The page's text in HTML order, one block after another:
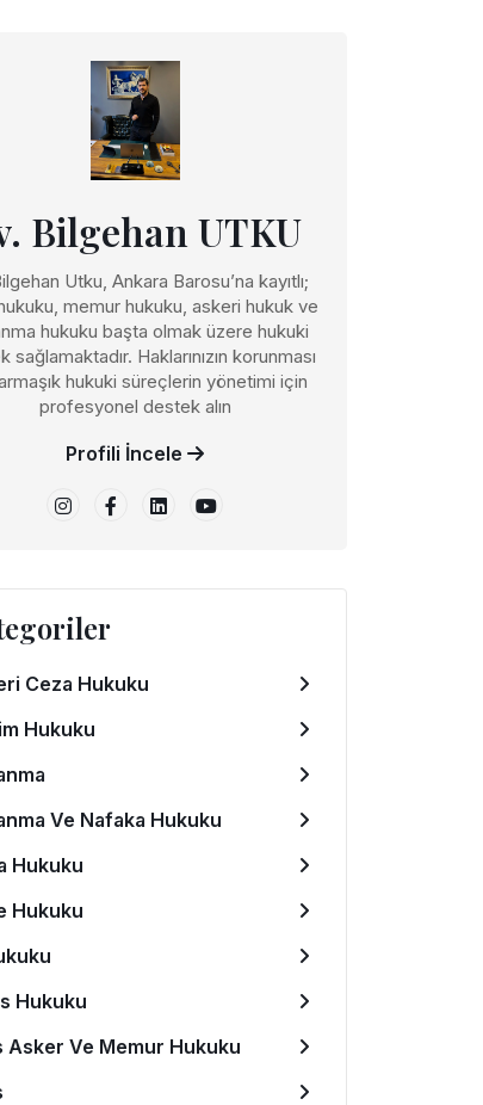
Bilgehan UTKU
Utku, Ankara Barosu’na kayıtlı;
memur hukuku, askeri hukuk ve
hukuku başta olmak üzere hukuki
sağlamaktadır. Haklarınızın korunması
hukuki süreçlerin yönetimi için
profesyonel destek alın
Profili İncele
Ceza Hukuku
Hukuku
Ve Nafaka Hukuku
Hukuku
Hukuku
Hukuku
Asker Ve Memur Hukuku